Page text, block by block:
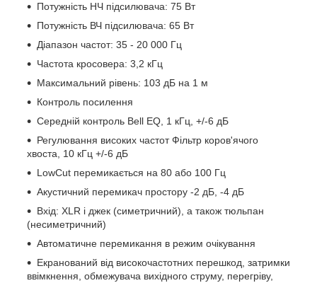
Потужність НЧ підсилювача: 75 Вт
Потужність ВЧ підсилювача: 65 Вт
Діапазон частот: 35 - 20 000 Гц
Частота кросовера: 3,2 кГц
Максимальний рівень: 103 дБ на 1 м
Контроль посилення
Середній контроль Bell EQ, 1 кГц, +/-6 дБ
Регулювання високих частот Фільтр коров'ячого
хвоста, 10 кГц +/-6 дБ
LowCut перемикається на 80 або 100 Гц
Акустичний перемикач простору -2 дБ, -4 дБ
Вхід: XLR і джек (симетричний), а також тюльпан
(несиметричний)
Автоматичне перемикання в режим очікування
Екранований від високочастотних перешкод, затримки
ввімкнення, обмежувача вихідного струму, перегріву,